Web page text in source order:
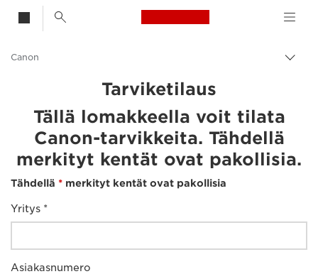
Canon Logo, back
Canon
Tarviketilaus
Tällä lomakkeella voit tilata
Canon-tarvikkeita. Tähdellä
merkityt kentät ovat pakollisia.
Tähdellä * merkityt kentät ovat pakollisia
Yritys *
Asiakasnumero